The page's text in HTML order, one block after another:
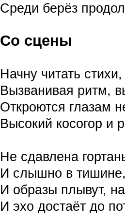
Среди берёз
Со сцены
Начну читать
Вызванивая ритм,
Откроются глазам
Высокий косогор и
Не сдавлена
И слышно в
И образы плывут,
И эхо достаёт до